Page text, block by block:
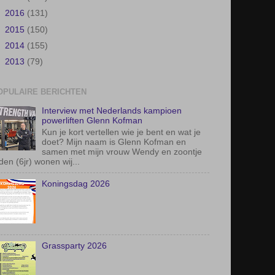
2016 (131)
2015 (150)
2014 (155)
2013 (79)
BERICHTEN
Interview met Nederlands kampioen
powerliften Glenn Kofman
Kun je kort vertellen wie je bent en wat je
doet? Mijn naam is Glenn Kofman en
samen met mijn vrouw Wendy en zoontje
(6jr) wonen wij...
Koningsdag 2026
Grassparty 2026